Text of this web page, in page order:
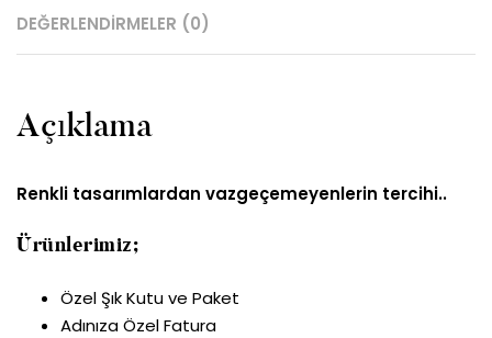
DEĞERLENDIRMELER (0)
Açıklama
Renkli tasarımlardan vazgeçemeyenlerin tercihi..
Ürünlerimiz;
Özel Şık Kutu ve Paket
Adınıza Özel Fatura